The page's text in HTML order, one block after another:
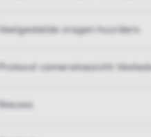
Veelgestelde vragen huurders
Protocol cameratoezicht Vesteda
Nieuws